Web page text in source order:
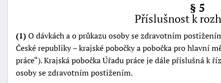
§ 5
Příslušnost k
(1)O dávkách a o průkazu osoby se zdravotním
České republiky – krajské pobočky a pobočka pro hlavní
práce ). Krajská pobočka Úřadu práce je dále příslušná k
osoby se zdravotním postižením.